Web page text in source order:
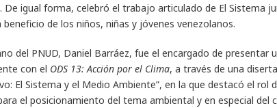
igual forma, celebró el trabajo articulado de El Sistema
de los niños, niñas y jóvenes venezolanos.
del PNUD, Daniel Barráez, fue el encargado de presentar
con el ODS 13: Acción por el Clima, a través de una
El Sistema y el Medio Ambiente”, en la que destacó el rol
el posicionamiento del tema ambiental y en especial del